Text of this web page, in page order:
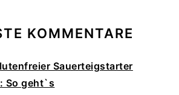
KOMMENTARE
Sauerteigstarter
So geht`s